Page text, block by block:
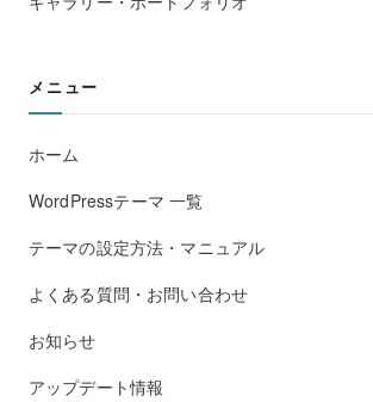
メニュー
ホーム
WordPressテーマ 一覧
テーマの設定方法・マニュアル
よくある質問・お問い合わせ
お知らせ
アップデート情報